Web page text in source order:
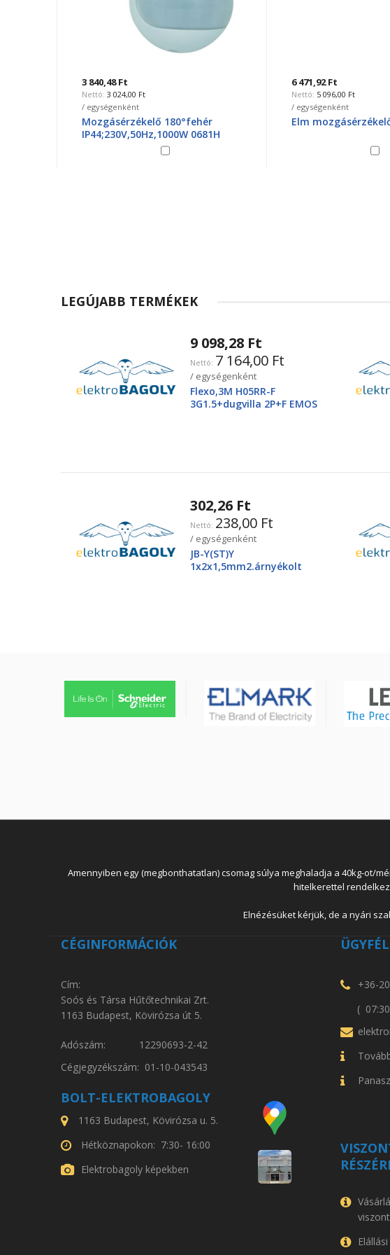
3 840,48 Ft
3 024,00 Ft
/ egységenként
Mozgásérzékelő 180°fehér
IP44;230V,50Hz,1000W 0681H
6 471,92 Ft
5 096,00 Ft
/ egységenként
Elm mozgásérzékelő
LEGÚJABB TERMÉKEK
9 098,28 Ft
7 164,00 Ft
/ egységenként
Flexo,3M H05RR-F
3G1.5+dugvilla 2P+F EMOS
302,26 Ft
238,00 Ft
/ egységenként
JB-Y(ST)Y
1x2x1,5mm2.árnyékolt
Amennyiben egy (megbonthatatlan) csomag súlya meghaladja a 40kg-ot/
hitelkerettel
Elnézésüket kérjük, de a nyári
CÉGINFORMÁCIÓK
Cím:
Soós és Társa Hűtőtechnikai Zrt.
1163 Budapest, Kövirózsa út 5.
Adószám: 12290693-2-42
Cégjegyzékszám: 01-10-043543
BOLT-ELEKTROBAGOLY
1163 Budapest, Kövirózsa u. 5.
Hétköznapokon: 7:30- 16:00
Elektrobagoly képekben
+36-
( 07:30